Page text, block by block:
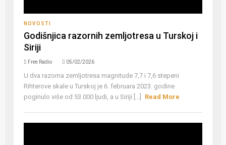
NOVOSTI
Godišnjica razornih zemljotresa u Turskoj i
Siriji
Free Radio 05/02/2026
U dva razorna zemljotresa magnitude 7,7 i 7,6 stepeni
Rihterove skale u Turskoj je 6. februara 2023. godine
poginulo više od 53.000 ljudi, a u Siriji [...]
Read More